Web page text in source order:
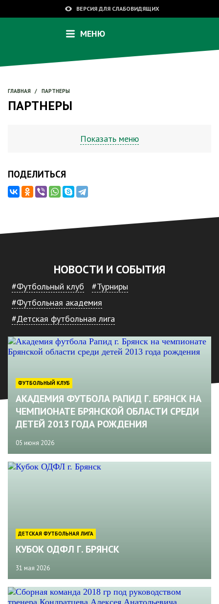
ВЕРСИЯ ДЛЯ СЛАБОВИДЯЩИХ
МЕНЮ
ГЛАВНАЯ / ПАРТНЕРЫ
ПАРТНЕРЫ
Показать меню
ПОДЕЛИТЬСЯ
НОВОСТИ И СОБЫТИЯ
#Футбольный клуб
#Турниры
#Футбольная академия
#Детская футбольная лига
ФУТБОЛЬНЫЙ КЛУБ
АКАДЕМИЯ ФУТБОЛА РАПИД Г. БРЯНСК НА
ЧЕМПИОНАТЕ БРЯНСКОЙ ОБЛАСТИ СРЕДИ
ДЕТЕЙ 2013 ГОДА РОЖДЕНИЯ
05 июня 2026
ДЕТСКАЯ ФУТБОЛЬНАЯ ЛИГА
КУБОК ОДФЛ Г. БРЯНСК
31 мая 2026